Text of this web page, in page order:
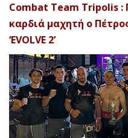
Combat Team Tripolis :
καρδιά μαχητή ο
‘EVOLVE 2’